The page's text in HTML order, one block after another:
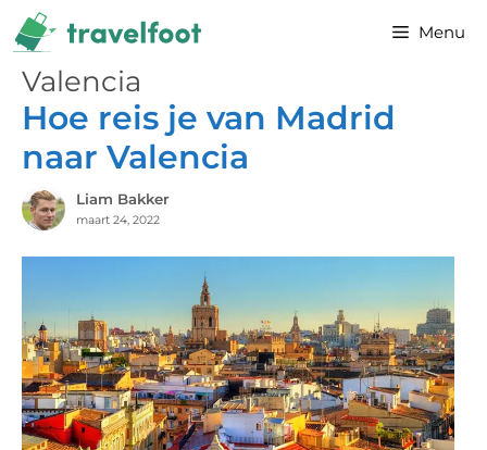
Ga
naar
de
inhoud
Menu
Valencia
Hoe reis je van Madrid
naar Valencia
Liam Bakker
maart 24, 2022